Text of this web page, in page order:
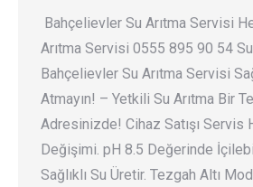
Bahçelievler Su Arıtma Servisi
Arıtma Servisi 0555 895 90 54
Bahçelievler Su Arıtma Servisi
Atmayın! – Yetkili Su Arıtma Bir
Adresinizde! Cihaz Satışı Servis
Değişimi. pH 8.5 Değerinde
Sağlıklı Su Üretir. Tezgah Altı